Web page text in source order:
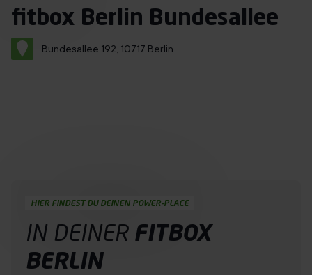
Über uns
Franchise
fitbox Berlin Bundesallee
Bundesallee 192, 10717 Berlin
HIER FINDEST DU DEINEN POWER-PLACE
IN DEINER FITBOX
BERLIN